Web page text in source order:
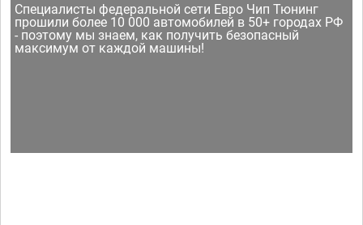
Специалисты федеральной сети Евро Чип Тюнинг
прошили более 10 000 автомобилей в 50+ городах РФ
- поэтому мы знаем, как получить безопасный
максимум от каждой машины!